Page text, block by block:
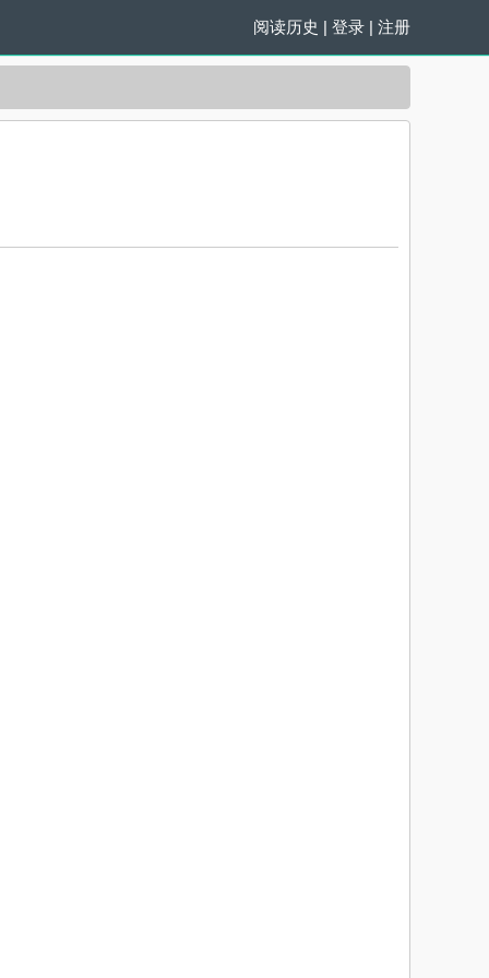
阅读历史 | 登录 | 注册